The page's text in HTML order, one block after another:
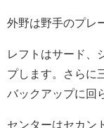
外野は野手のプレ
レフトはサード、
プします。さらに
バックアップに回
センターはセカン